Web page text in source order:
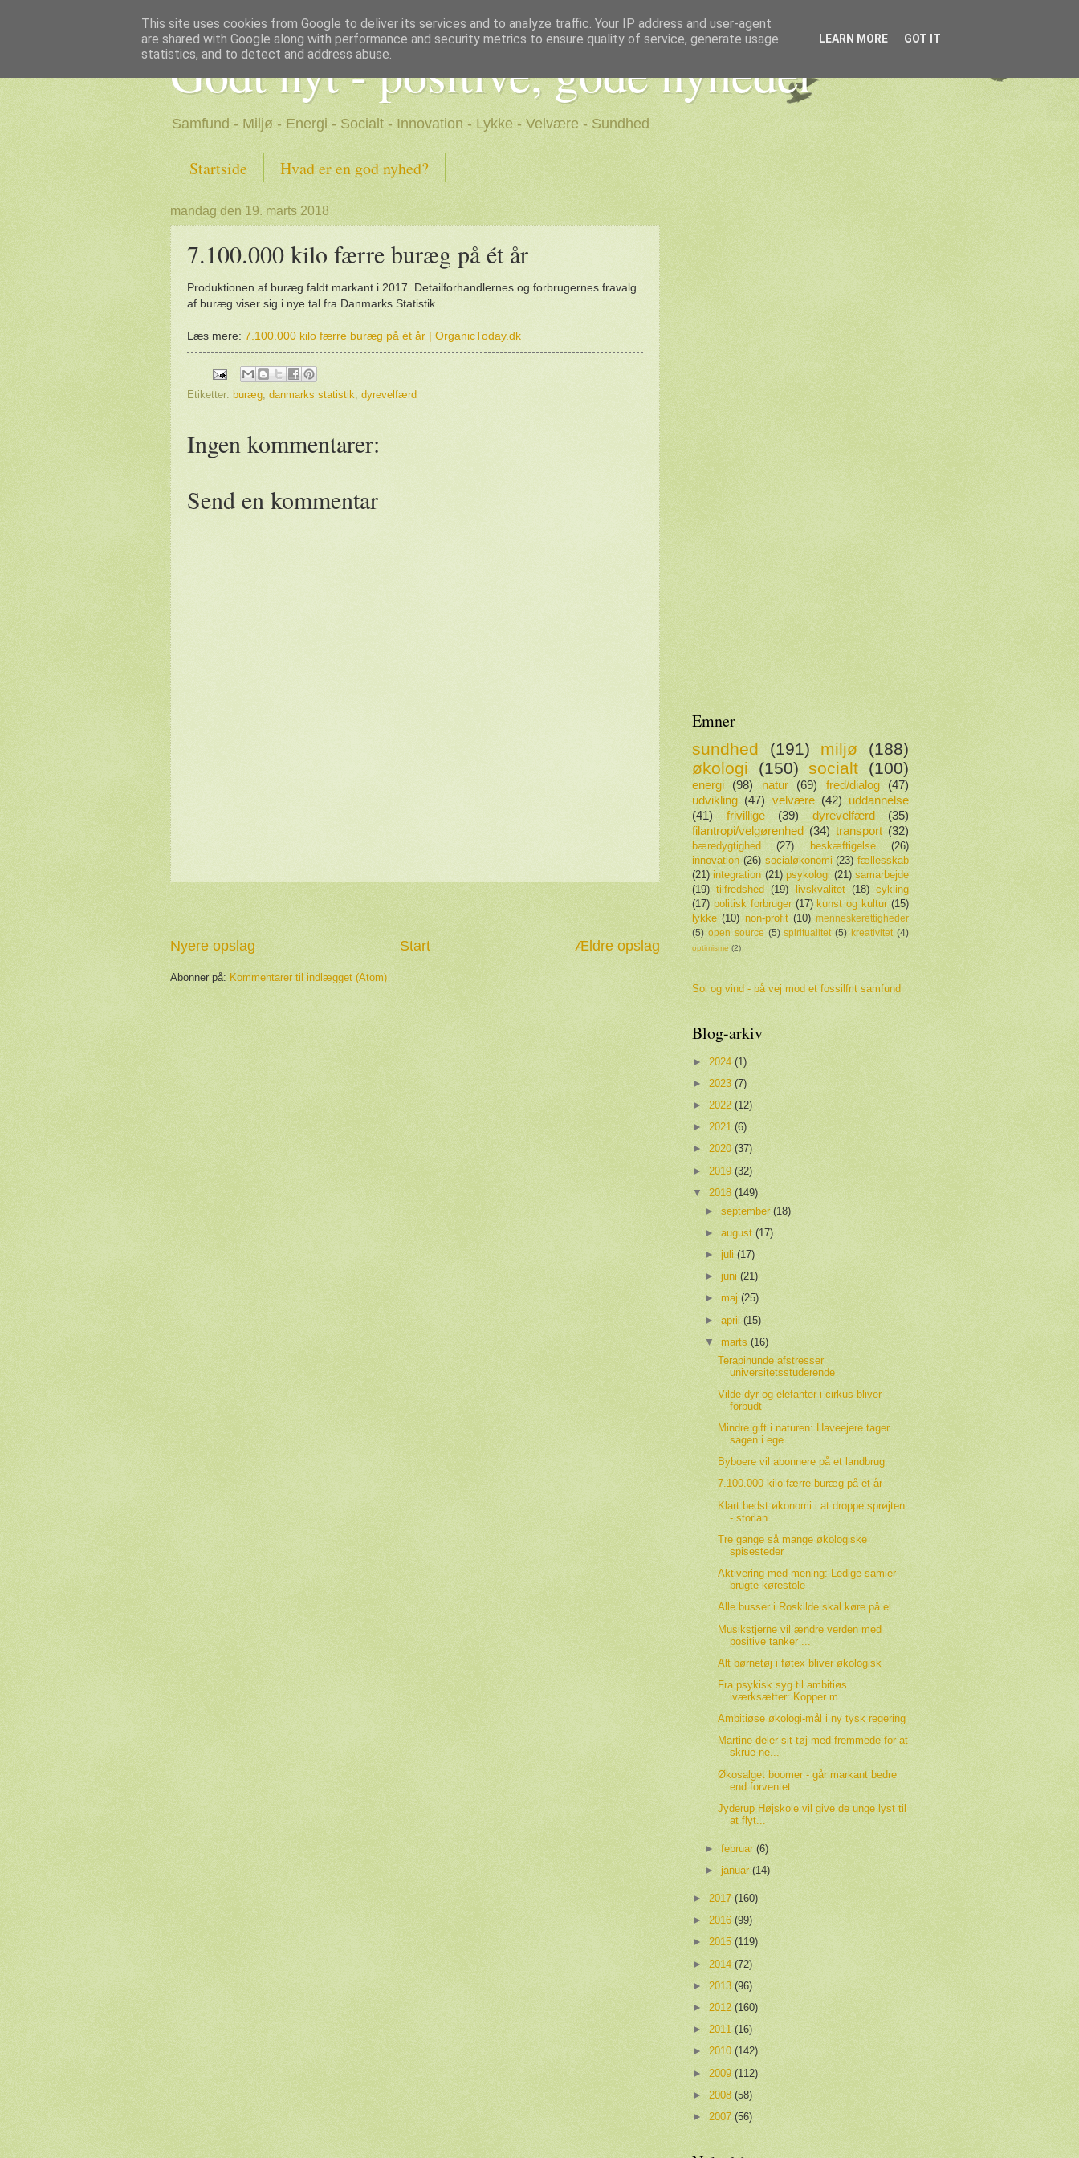
Godt nyt - positive, gode nyheder
Samfund - Miljø - Energi - Socialt - Innovation - Lykke - Velvære - Sundhed
Startside Hvad er en god nyhed?
mandag den 19. marts 2018
7.100.000 kilo færre buræg på ét år
Produktionen af buræg faldt markant i 2017. Detailforhandlernes og forbrugernes fravalg
af buræg viser sig i nye tal fra Danmarks Statistik.
Læs mere: 7.100.000 kilo færre buræg på ét år | OrganicToday.dk
Etiketter: buræg, danmarks statistik, dyrevelfærd
Ingen kommentarer:
Send en kommentar
Nyere opslag Ældre opslag
Start
Abonner på: Kommentarer til indlægget (Atom)
Emner
sundhed (191) miljø
(188)
økologi
(150) socialt (100)
energi (98) natur (69) fred/dialog
(47)
udvikling (47) velvære (42) uddannelse
(41)
frivillige (39) dyrevelfærd
(35)
filantropi/velgørenhed (34) transport (32)
bæredygtighed (27) beskæftigelse
(26)
innovation (26) socialøkonomi (23) fællesskab
(21) integration (21) psykologi (21) samarbejde
(19) tilfredshed (19) livskvalitet (18) cykling
(17) politisk forbruger (17) kunst og kultur (15)
lykke (10) non-profit (10) menneskerettigheder
(5) open source (5) spiritualitet (5) kreativitet (4)
optimisme (2)
Sol og vind - på vej mod et fossilfrit samfund
Blog-arkiv
► 2024 (1)
► 2023 (7)
► 2022 (12)
► 2021 (6)
► 2020 (37)
► 2019 (32)
▼ 2018 (149)
►september(18)
►august(17)
►juli(17)
►juni(21)
►maj(25)
►april(15)
▼marts(16)
Terapihunde afstresser
universitetsstuderende
Vilde dyr og elefanter i cirkus bliver
forbudt
Mindre gift i naturen: Haveejere tager
sagen i ege...
Byboere vil abonnere på et landbrug
7.100.000 kilo færre buræg på ét år
Klart bedst økonomi i at droppe sprøjten
- storlan...
Tre gange så mange økologiske
spisesteder
Aktivering med mening: Ledige samler
brugte kørestole
Alle busser i Roskilde skal køre på el
Musikstjerne vil ændre verden med
positive tanker ...
Alt børnetøj i føtex bliver økologisk
Fra psykisk syg til ambitiøs
iværksætter: Kopper m...
Ambitiøse økologi-mål i ny tysk regering
Martine deler sit tøj med fremmede for at
skrue ne...
Økosalget boomer - går markant bedre
end forventet...
Jyderup Højskole vil give de unge lyst til
at flyt...
►februar(6)
►januar(14)
► 2017 (160)
► 2016 (99)
► 2015 (119)
► 2014 (72)
► 2013 (96)
► 2012 (160)
► 2011 (16)
► 2010 (142)
► 2009 (112)
► 2008 (58)
► 2007 (56)
This site uses cookies from Google to deliver its services and to analyze traffic. Your IP address and user-agent
are shared with Google along with performance and security metrics to ensure quality of service, generate usage
statistics, and to detect and address abuse.
LEARN MORE GOT IT